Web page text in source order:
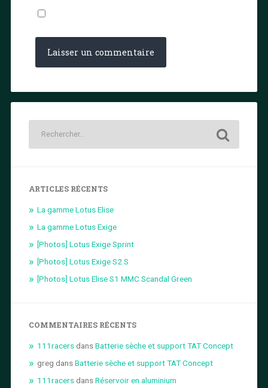
ARTICLES RÉCENTS
La gamme Lotus Elise
La gamme Lotus Exige
[Photos] Lotus Exige Sprint
[Photos] Lotus Exige S2 S
[Photos] Lotus Elise S1 MMC Scandal Green
COMMENTAIRES RÉCENTS
111racersdansBatterie sèche et support TAT Concept
greg dansBatterie sèche et support TAT Concept
111racersdansRéservoir en aluminium